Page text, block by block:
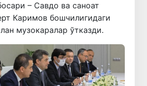
– Савдо ва саноат
Каримов бошчилигидаги
музокаралар ўтказди.